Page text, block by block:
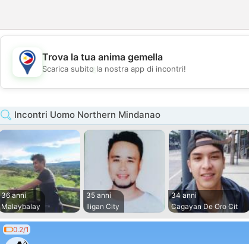
💖
💕
Trova la tua anima gemella
Scarica subito la nostra app di incontri!
Incontri Uomo Northern Mindanao
36 anni
Malaybalay
35 anni
Iligan City
34 anni
Cagayan De Oro Cit
0.2/1